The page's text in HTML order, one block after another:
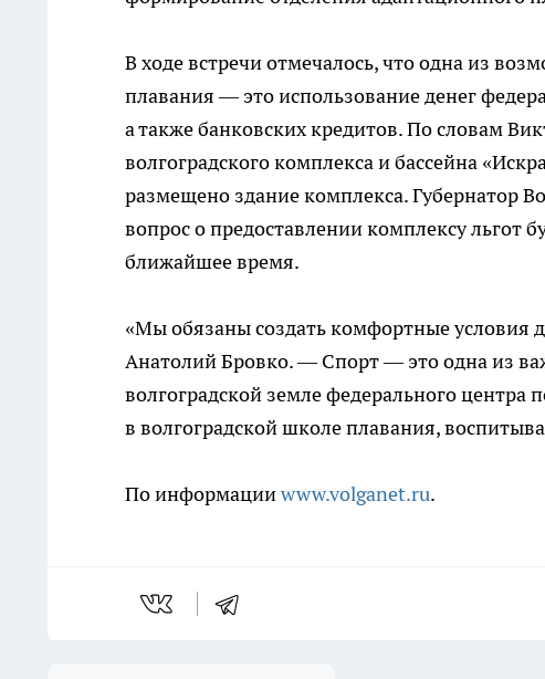
В ходе встречи отмечалось, что одна из
плавания — это использование денег
а также банковских кредитов. По словам
волгоградского комплекса и бассейна
размещено здание комплекса. Губернатор
вопрос о предоставлении комплексу льгот
ближайшее время.
«Мы обязаны создать комфортные
Анатолий Бровко. — Спорт — это одна из
волгоградской земле федерального
в волгоградской школе плавания,
По информацииwww.volganet.ru.